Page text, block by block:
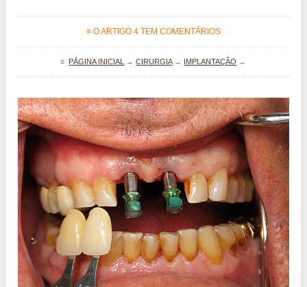
≡ O ARTIGO 4 TEM COMENTÁRIOS
≡ PÁGINA INICIAL →CIRURGIA→ IMPLANTAÇÃO →